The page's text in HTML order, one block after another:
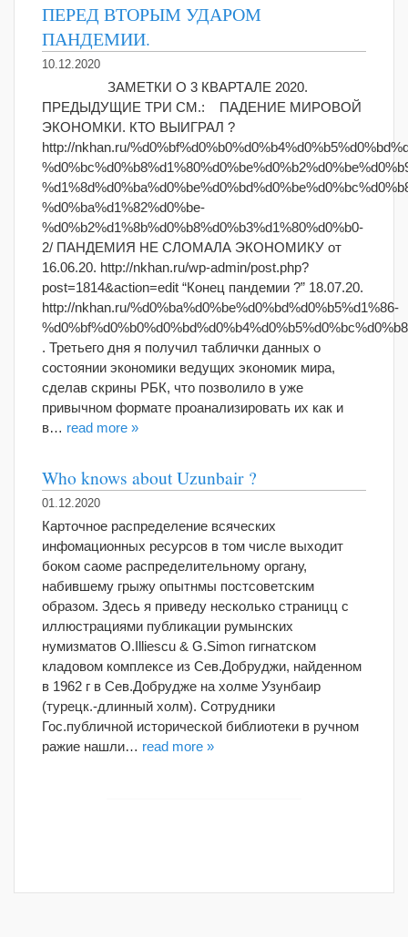
ПЕРЕД ВТОРЫМ УДАРОМ
ПАНДЕМИИ.
10.12.2020
ЗАМЕТКИ О 3 КВАРТАЛЕ 2020.
ПРЕДЫДУЩИЕ ТРИ СМ.: ПАДЕНИЕ МИРОВОЙ
ЭКОНОМКИ. КТО ВЫИГРАЛ ?
http://nkhan.ru/
%d0%ba%d1%82%d0%be-
%d0%b2%d1%8b%d0%b8%d0%b3%d1%80%d0%b0-
2/ ПАНДЕМИЯ НЕ СЛОМАЛА ЭКОНОМИКУ от
16.06.20. http://nkhan.ru/wp-admin/post.php?
post=1814&action=edit “Конец пандемии ?” 18.07.20.
http://nkhan.ru/%d0%ba%d0%be%d0%bd%d0%b5%d1%86-
. Третьего дня я получил таблички данных о
состоянии экономики ведущих экономик мира,
сделав скрины РБК, что позволило в уже
привычном формате проанализировать их как и
в… read more »
Who knows about Uzunbair ?
01.12.2020
Карточное распределение всяческих
инфомационных ресурсов в том числе выходит
боком саоме распределительному органу,
набившему грыжу опытнмы постсоветским
образом. Здесь я приведу несколько страницц с
иллюстрациями публикации румынских
нумизматов O.Illiescu & G.Simon гигнатском
кладовом комплексе из Сев.Добруджи, найденном
в 1962 г в Сев.Добрудже на холме Узунбаир
(турецк.-длинный холм). Сотрудники
Гос.публичной исторической библиотеки в ручном
ражие нашли… read more »